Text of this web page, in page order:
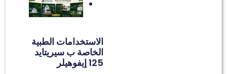
الاستخدامات الطبية
الخاصة ب سيريتايد
125 إيفوهيلر